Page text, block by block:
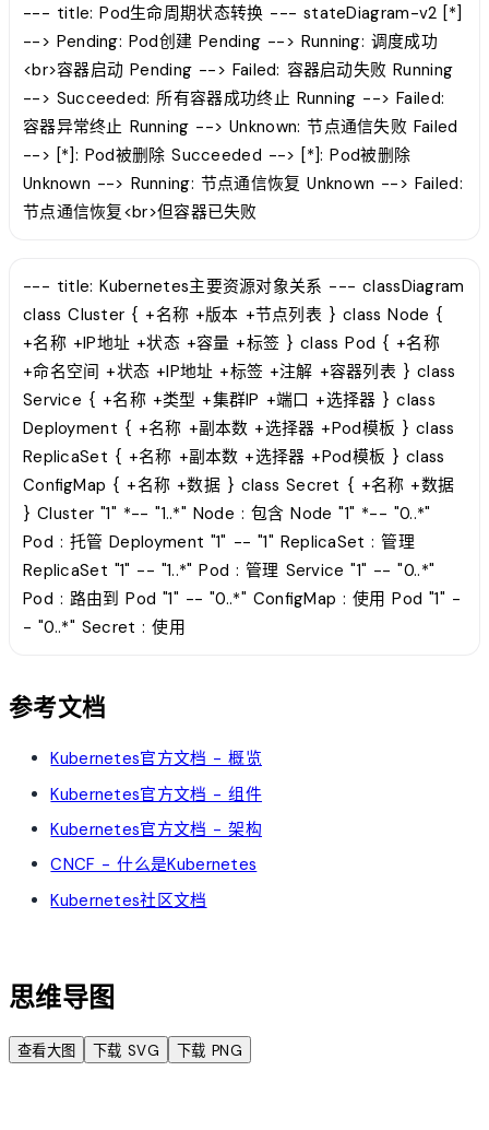
--- title: Pod生命周期状态转换 --- stateDiagram-v2 [*]
--> Pending: Pod创建 Pending --> Running: 调度成功
<br>容器启动 Pending --> Failed: 容器启动失败 Running
--> Succeeded: 所有容器成功终止 Running --> Failed:
容器异常终止 Running --> Unknown: 节点通信失败 Failed
--> [*]: Pod被删除 Succeeded --> [*]: Pod被删除
Unknown --> Running: 节点通信恢复 Unknown --> Failed:
节点通信恢复<br>但容器已失败
--- title: Kubernetes主要资源对象关系 --- classDiagram
class Cluster { +名称 +版本 +节点列表 } class Node {
+名称 +IP地址 +状态 +容量 +标签 } class Pod { +名称
+命名空间 +状态 +IP地址 +标签 +注解 +容器列表 } class
Service { +名称 +类型 +集群IP +端口 +选择器 } class
Deployment { +名称 +副本数 +选择器 +Pod模板 } class
ReplicaSet { +名称 +副本数 +选择器 +Pod模板 } class
ConfigMap { +名称 +数据 } class Secret { +名称 +数据
} Cluster "1" *-- "1..*" Node : 包含 Node "1" *-- "0..*"
Pod : 托管 Deployment "1" -- "1" ReplicaSet : 管理
ReplicaSet "1" -- "1..*" Pod : 管理 Service "1" -- "0..*"
Pod : 路由到 Pod "1" -- "0..*" ConfigMap : 使用 Pod "1" -
- "0..*" Secret : 使用
参考文档
Kubernetes官方文档 - 概览
Kubernetes官方文档 - 组件
Kubernetes官方文档 - 架构
CNCF - 什么是Kubernetes
Kubernetes社区文档
思维导图
查看大图 下载 SVG 下载 PNG